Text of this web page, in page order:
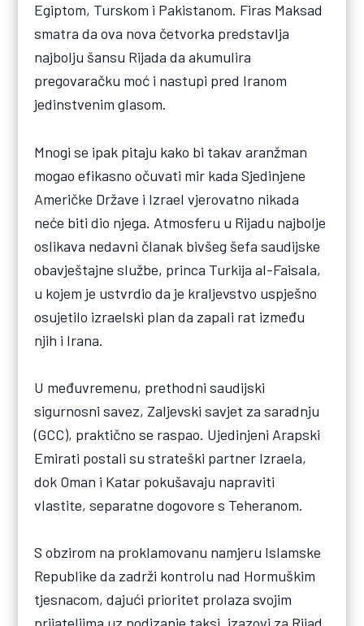
Egiptom, Turskom i Pakistanom. Firas Maksad
smatra da ova nova četvorka predstavlja
najbolju šansu Rijada da akumulira
pregovaračku moć i nastupi pred Iranom
jedinstvenim glasom.
Mnogi se ipak pitaju kako bi takav aranžman
mogao efikasno očuvati mir kada Sjedinjene
Američke Države i Izrael vjerovatno nikada
neće biti dio njega. Atmosferu u Rijadu najbolje
oslikava nedavni članak bivšeg šefa saudijske
obavještajne službe, princa Turkija al-Faisala,
u kojem je ustvrdio da je kraljevstvo uspješno
osujetilo izraelski plan da zapali rat između
njih i Irana.
U međuvremenu, prethodni saudijski
sigurnosni savez, Zaljevski savjet za saradnju
(GCC), praktično se raspao. Ujedinjeni Arapski
Emirati postali su strateški partner Izraela,
dok Oman i Katar pokušavaju napraviti
vlastite, separatne dogovore s Teheranom.
S obzirom na proklamovanu namjeru Islamske
Republike da zadrži kontrolu nad Hormuškim
tjesnacom, dajući prioritet prolaza svojim